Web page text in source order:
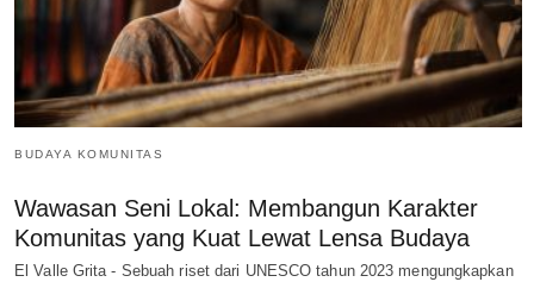
BUDAYA KOMUNITAS
Wawasan Seni Lokal: Membangun Karakter
Komunitas yang Kuat Lewat Lensa Budaya
El Valle Grita - Sebuah riset dari UNESCO tahun 2023 mengungkapkan